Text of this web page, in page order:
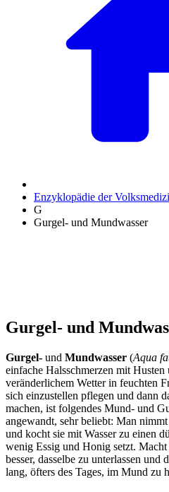
Enzyklopädie der
G
Gurgel- und Mundwasser
Gurgel- und
Gurgel- und Mundwasser (Aqua
einfache Halsschmerzen mit
veränderlichem Wetter in feuchten
sich einzustellen pflegen und dann
machen, ist folgendes Mund- und
angewandt, sehr beliebt: Man
und kocht sie mit Wasser zu einen
wenig Essig und Honig setzt.
besser, dasselbe zu unterlassen
lang, öfters des Tages, im Mund zu